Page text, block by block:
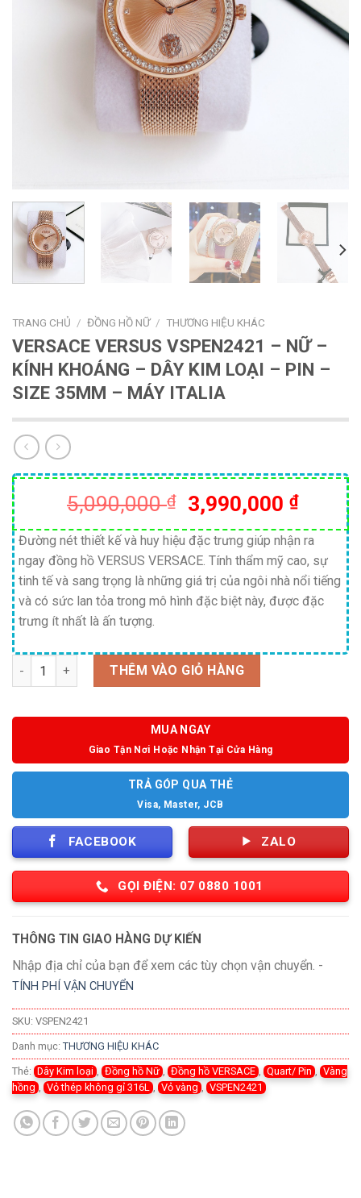
TRANG CHỦ / ĐỒNG HỒ NỮ / THƯƠNG HIỆU KHÁC
VERSACE VERSUS VSPEN2421 – NỮ –
KÍNH KHOÁNG – DÂY KIM LOẠI – PIN –
SIZE 35MM – MÁY ITALIA
5,090,000₫
Giá
gốc
là:
5,090,000 ₫.
3,990,000 ₫Giá
hiện
tại
là:
Đường nét thiết kế và huy hiệu đặc trưng giúp nhận ra
ngay đồng hồ VERSUS VERSACE. Tính thẩm mỹ cao, sự
tinh tế và sang trọng là những giá trị của ngôi nhà nổi tiếng
và có sức lan tỏa trong mô hình đặc biệt này, được đặc
trưng ít nhất là ấn tượng.
Số lượng THÊM VÀO GIỎ HÀNG
MUA NGAY
Giao Tận Nơi Hoặc Nhận Tại Cửa Hàng
TRẢ GÓP QUA THẺ
Visa, Master, JCB
FACEBOOK ZALO
GỌI ĐIỆN: 07 0880 1001
THÔNG TIN GIAO HÀNG DỰ KIẾN
Nhập địa chỉ của bạn để xem các tùy chọn vận chuyển. -
TÍNH PHÍ VẬN CHUYỂN
SKU: VSPEN2421
Danh mục: THƯƠNG HIỆU KHÁC
Thẻ: Dây Kim loại Đồng hồ Nữ Đồng hồ VERSACE Quart/ Pin
Vàng
hồng
Vỏ thép không gỉ 316L Vỏ vàng VSPEN2421